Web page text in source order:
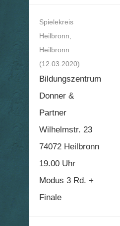
Spielekreis
Heilbronn,
Heilbronn
(12.03.2020)
Bildungszentrum
Donner &
Partner
Wilhelmstr. 23
74072 Heilbronn
19.00 Uhr
Modus 3 Rd. +
Finale